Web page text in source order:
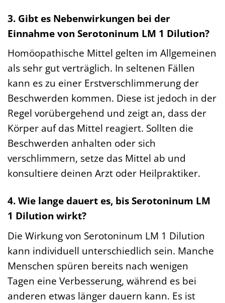
3. Gibt es Nebenwirkungen bei der
Einnahme von Serotoninum LM 1 Dilution?
Homöopathische Mittel gelten im Allgemeinen
als sehr gut verträglich. In seltenen Fällen
kann es zu einer Erstverschlimmerung der
Beschwerden kommen. Diese ist jedoch in der
Regel vorübergehend und zeigt an, dass der
Körper auf das Mittel reagiert. Sollten die
Beschwerden anhalten oder sich
verschlimmern, setze das Mittel ab und
konsultiere deinen Arzt oder Heilpraktiker.
4. Wie lange dauert es, bis Serotoninum LM
1 Dilution wirkt?
Die Wirkung von Serotoninum LM 1 Dilution
kann individuell unterschiedlich sein. Manche
Menschen spüren bereits nach wenigen
Tagen eine Verbesserung, während es bei
anderen etwas länger dauern kann. Es ist